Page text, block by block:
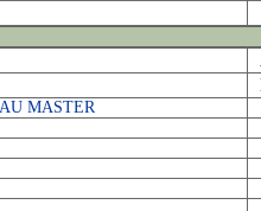
MASTER